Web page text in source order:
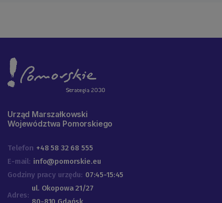
Urząd Marszałkowski
Województwa Pomorskiego
Telefon +48 58 32 68 555
E-mail: info@pomorskie.eu
Godziny pracy urzędu: 07:45-15:45
Adres:
ul. Okopowa 21/27